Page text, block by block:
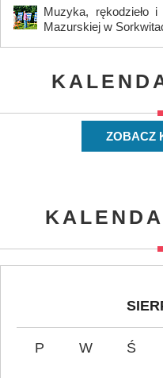
Muzyka, rękodzieło
Mazurskiej w
ZOBACZ
P W Ś